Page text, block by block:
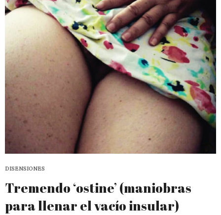
DISENSIONES
Tremendo ‘ostine’ (maniobras
para llenar el vacío insular)